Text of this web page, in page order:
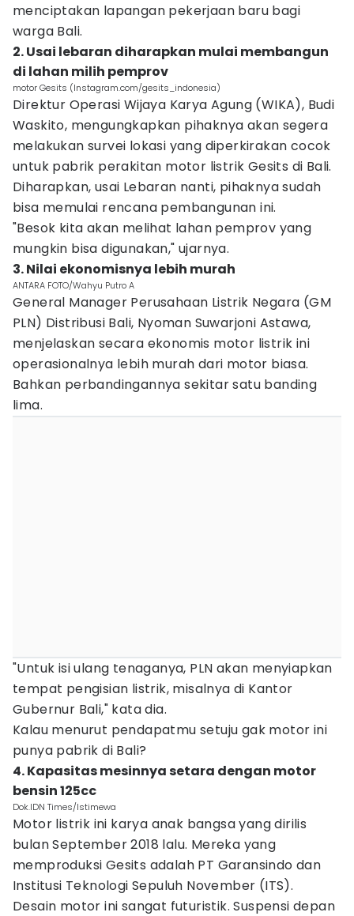
menciptakan lapangan pekerjaan baru bagi
warga Bali.
2. Usai lebaran diharapkan mulai membangun
di lahan milih pemprov
motor Gesits (Instagram.com/gesits_indonesia)
Direktur Operasi Wijaya Karya Agung (WIKA), Budi
Waskito, mengungkapkan pihaknya akan segera
melakukan survei lokasi yang diperkirakan cocok
untuk pabrik perakitan motor listrik Gesits di Bali.
Diharapkan, usai Lebaran nanti, pihaknya sudah
bisa memulai rencana pembangunan ini.
"Besok kita akan melihat lahan pemprov yang
mungkin bisa digunakan," ujarnya.
3. Nilai ekonomisnya lebih murah
ANTARA FOTO/Wahyu Putro A
General Manager Perusahaan Listrik Negara (GM
PLN) Distribusi Bali, Nyoman Suwarjoni Astawa,
menjelaskan secara ekonomis motor listrik ini
operasionalnya lebih murah dari motor biasa.
Bahkan perbandingannya sekitar satu banding
lima.
"Untuk isi ulang tenaganya, PLN akan menyiapkan
tempat pengisian listrik, misalnya di Kantor
Gubernur Bali," kata dia.
Kalau menurut pendapatmu setuju gak motor ini
punya pabrik di Bali?
4. Kapasitas mesinnya setara dengan motor
bensin 125cc
Dok.IDN Times/Istimewa
Motor listrik ini karya anak bangsa yang dirilis
bulan September 2018 lalu. Mereka yang
memproduksi Gesits adalah PT Garansindo dan
Institusi Teknologi Sepuluh November (ITS).
Desain motor ini sangat futuristik. Suspensi depan